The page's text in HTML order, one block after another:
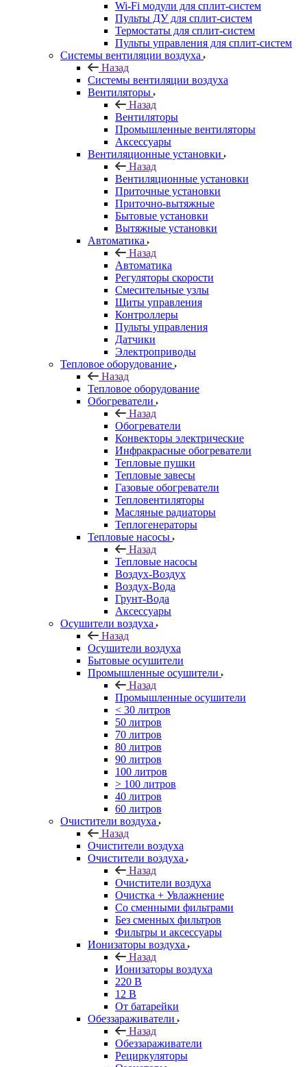
Wi-Fi модули для сплит-систем
Пульты ДУ для сплит-систем
Термостаты для сплит-систем
Пульты управления для сплит-систем
Системы вентиляции воздуха
Назад
Системы вентиляции воздуха
Вентиляторы
Назад
Вентиляторы
Промышленные вентиляторы
Аксессуары
Вентиляционные установки
Назад
Вентиляционные установки
Приточные установки
Приточно-вытяжные
Бытовые установки
Вытяжные установки
Автоматика
Назад
Автоматика
Регуляторы скорости
Смесительные узлы
Щиты управления
Контроллеры
Пульты управления
Датчики
Электроприводы
Тепловое оборудование
Назад
Тепловое оборудование
Обогреватели
Назад
Обогреватели
Конвекторы электрические
Инфракрасные обогреватели
Тепловые пушки
Тепловые завесы
Газовые обогреватели
Тепловентиляторы
Масляные радиаторы
Теплогенераторы
Тепловые насосы
Назад
Тепловые насосы
Воздух-Воздух
Воздух-Вода
Грунт-Вода
Аксессуары
Осушители воздуха
Назад
Осушители воздуха
Бытовые осушители
Промышленные осушители
Назад
Промышленные осушители
< 30 литров
50 литров
70 литров
80 литров
90 литров
100 литров
> 100 литров
40 литров
60 литров
Очистители воздуха
Назад
Очистители воздуха
Очистители воздуха
Назад
Очистители воздуха
Очистка + Увлажнение
Cо сменными фильтрами
Без сменных фильтров
Фильтры и аксессуары
Ионизаторы воздуха
Назад
Ионизаторы воздуха
220 В
12 В
От батарейки
Обеззараживатели
Назад
Обеззараживатели
Рециркуляторы